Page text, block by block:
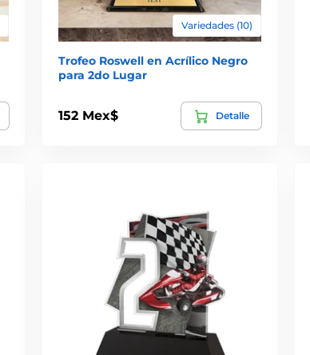
Variedades (10)
Trofeo Roswell en Acrílico Negro
para 2do Lugar
152 Mex$ Detalle